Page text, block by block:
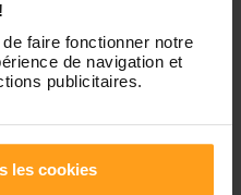
faire fonctionner notre
de navigation et
publicitaires.
les cookies
de 00:00 à 00:00
de 00:00 à 00:00
nous